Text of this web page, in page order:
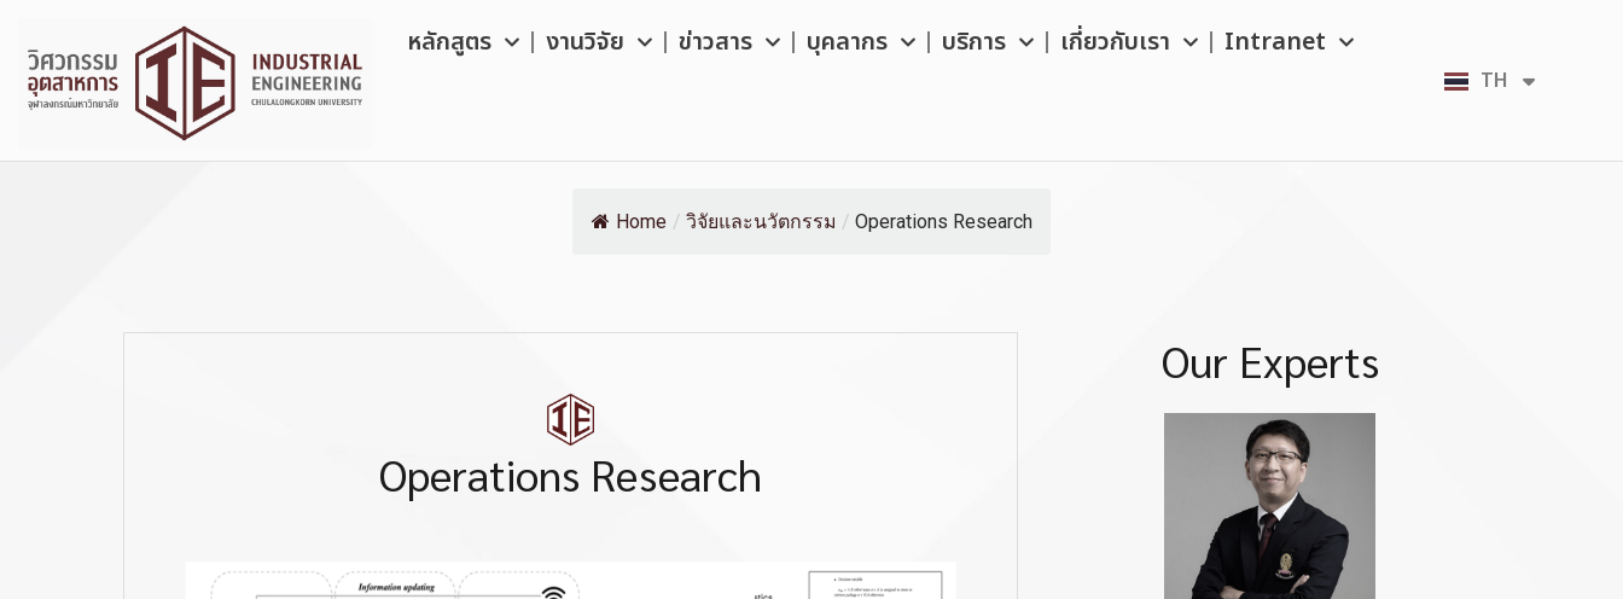
content
หลักสูตร งานวิจัย ข่าวสาร บุคลากร บริการ เกี่ยวกับเรา Intranet
TH
EN
Home / วิจัยและนวัตกรรม / Operations Research
Operations Research
Our Experts